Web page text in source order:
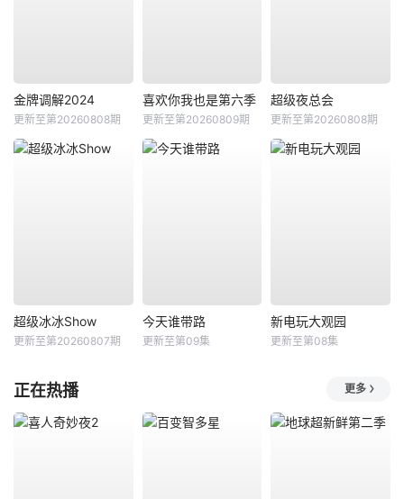
金牌调解2024
更新至第20260808期
喜欢你我也是第六季
更新至第20260809期
超级夜总会
更新至第20260808期
超级冰冰Show
更新至第20260807期
今天谁带路
更新至第09集
新电玩大观园
更新至第08集
正在热播 更多